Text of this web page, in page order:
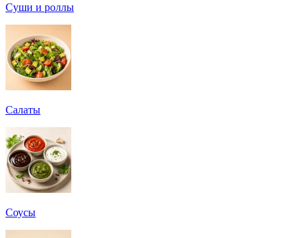
Суши и роллы
Салаты
Соусы